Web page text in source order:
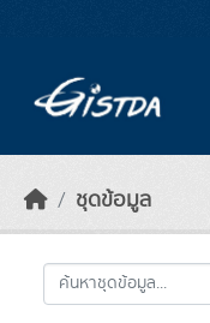
ชุดข้อมูล